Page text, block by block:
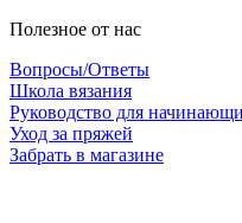
Полезное от нас
Вопросы/Ответы
Школа вязания
Руководство для
Уход за пряжей
Забрать в магазине